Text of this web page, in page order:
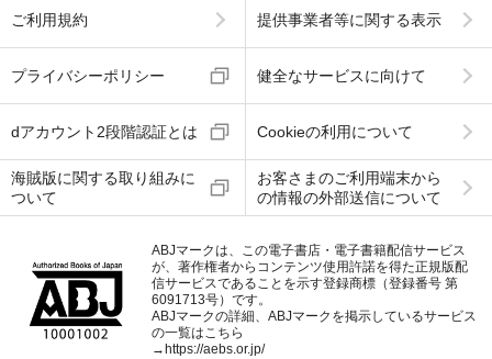
ご利用規約 提供事業者等に関する表示
プライバシーポリシー 健全なサービスに向けて
dアカウント2段階認証とは Cookieの利用について
海賊版に関する取り組みに
ついて
お客さまのご利用端末から
の情報の外部送信について
ABJマークは、この電子書店・電子書籍配信サービス
が、著作権者からコンテンツ使用許諾を得た正規版配
信サービスであることを示す登録商標（登録番号 第
6091713号）です。
ABJマークの詳細、ABJマークを掲示しているサービス
の一覧はこちら
→ https://aebs.or.jp/